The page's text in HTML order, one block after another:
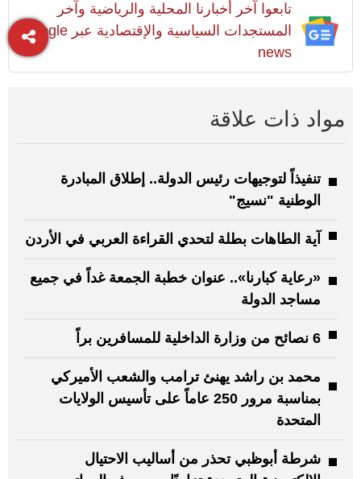
تابعوا آخر أخبارنا المحلية والرياضية وآخر
المستجدات السياسية والإقتصادية عبر Google
news
مواد ذات علاقة
تنفيذاً لتوجيهات رئيس الدولة.. إطلاق المبادرة
الوطنية "نسيج"
آية الطاهات بطلة لتحدي القراءة العربي في الأردن
«رعاية كبارنا».. عنوان خطبة الجمعة غداً في جميع
مساجد الدولة
6 نصائح من وزارة الداخلية للمسافرين براً
محمد بن راشد يهنئ ترامب والشعب الأميركي
بمناسبة مرور 250 عاماً على تأسيس الولايات
المتحدة
شرطة أبوظبي تحذر من أساليب الاحتيال